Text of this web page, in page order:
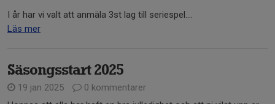
I år har vi valt att anmäla 3st lag till seriespel....
Läs mer
Säsongsstart 2025
19 jan 2025
0 kommentarer